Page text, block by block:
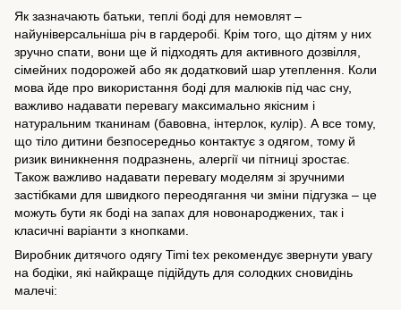
Як зазначають батьки, теплі боді для немовлят –
найуніверсальніша річ в гардеробі. Крім того, що дітям у них
зручно спати, вони ще й підходять для активного дозвілля,
сімейних подорожей або як додатковий шар утеплення. Коли
мова йде про використання боді для малюків під час сну,
важливо надавати перевагу максимально якісним і
натуральним тканинам (бавовна, інтерлок, кулір). А все тому,
що тіло дитини безпосередньо контактує з одягом, тому й
ризик виникнення подразнень, алергії чи пітниці зростає.
Також важливо надавати перевагу моделям зі зручними
застібками для швидкого переодягання чи зміни підгузка – це
можуть бути як боді на запах для новонароджених, так і
класичні варіанти з кнопками.
Виробник дитячого одягу Timi tex рекомендує звернути увагу
на бодіки, які найкраще підійдуть для солодких сновидінь
малечі: